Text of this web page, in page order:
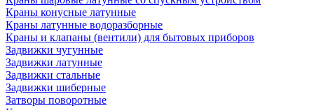
Краны конусные латунные
Краны латунные водоразборные
Краны и клапаны (вентили) для бытовых приборов
Задвижки чугунные
Задвижки латунные
Задвижки стальные
Задвижки шиберные
Затворы поворотные